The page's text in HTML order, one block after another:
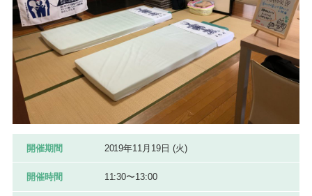
開催期間 2019年11月19日 (火)
開催時間 11:30〜13:00